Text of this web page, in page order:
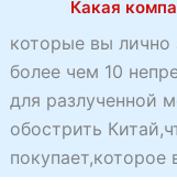
Какая
которые вы лично
более чем 10
для разлученной
обострить
покупает,которое